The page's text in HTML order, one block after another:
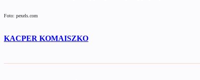
Foto: pexels.com
KACPER KOMAISZKO